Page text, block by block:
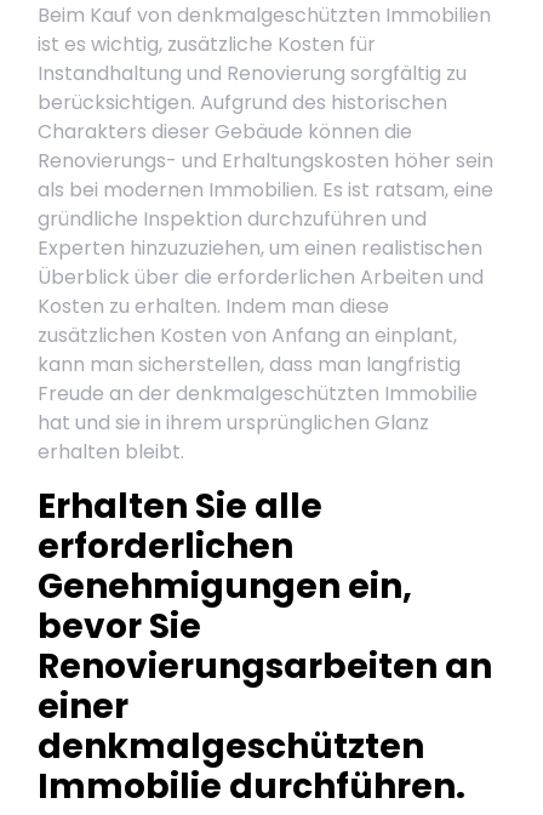
Beim Kauf von denkmalgeschützten Immobilien
ist es wichtig, zusätzliche Kosten für
Instandhaltung und Renovierung sorgfältig zu
berücksichtigen. Aufgrund des historischen
Charakters dieser Gebäude können die
Renovierungs- und Erhaltungskosten höher sein
als bei modernen Immobilien. Es ist ratsam, eine
gründliche Inspektion durchzuführen und
Experten hinzuzuziehen, um einen realistischen
Überblick über die erforderlichen Arbeiten und
Kosten zu erhalten. Indem man diese
zusätzlichen Kosten von Anfang an einplant,
kann man sicherstellen, dass man langfristig
Freude an der denkmalgeschützten Immobilie
hat und sie in ihrem ursprünglichen Glanz
erhalten bleibt.
Erhalten Sie alle
erforderlichen
Genehmigungen ein,
bevor Sie
Renovierungsarbeiten an
einer
denkmalgeschützten
Immobilie durchführen.